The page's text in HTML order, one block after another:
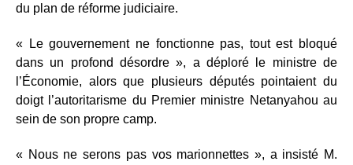
du plan de réforme judiciaire.
« Le gouvernement ne fonctionne pas, tout est bloqué
dans un profond désordre », a déploré le ministre de
l’Économie, alors que plusieurs députés pointaient du
doigt l’autoritarisme du Premier ministre Netanyahou au
sein de son propre camp.
« Nous ne serons pas vos marionnettes », a insisté M.